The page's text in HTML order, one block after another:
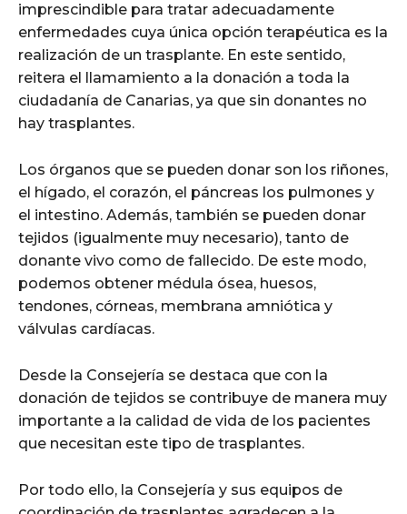
imprescindible para tratar adecuadamente
enfermedades cuya única opción terapéutica es la
realización de un trasplante. En este sentido,
reitera el llamamiento a la donación a toda la
ciudadanía de Canarias, ya que sin donantes no
hay trasplantes.
Los órganos que se pueden donar son los riñones,
el hígado, el corazón, el páncreas los pulmones y
el intestino. Además, también se pueden donar
tejidos (igualmente muy necesario), tanto de
donante vivo como de fallecido. De este modo,
podemos obtener médula ósea, huesos,
tendones, córneas, membrana amniótica y
válvulas cardíacas.
Desde la Consejería se destaca que con la
donación de tejidos se contribuye de manera muy
importante a la calidad de vida de los pacientes
que necesitan este tipo de trasplantes.
Por todo ello, la Consejería y sus equipos de